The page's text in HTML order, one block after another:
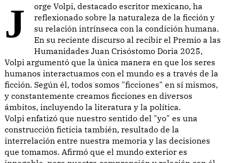
Jorge Volpi, destacado escritor mexicano, ha
reflexionado sobre la naturaleza de la ficción y
su relación intrínseca con la condición humana.
En su reciente discurso al recibir el Premio a las
Humanidades Juan Crisóstomo Doria 2025,
Volpi argumentó que la única manera en que los seres
humanos interactuamos con el mundo es a través de la
ficción. Según él, todos somos "ficciones" en sí mismos,
y constantemente creamos ficciones en diversos
ámbitos, incluyendo la literatura y la política.
Volpi enfatizó que nuestro sentido del "yo" es una
construcción ficticia también, resultado de la
interrelación entre nuestra memoria y las decisiones
que tomamos. Afirmó que el mundo exterior es